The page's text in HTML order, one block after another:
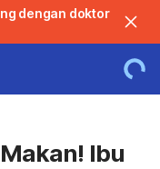
dengan doktor
Ibu